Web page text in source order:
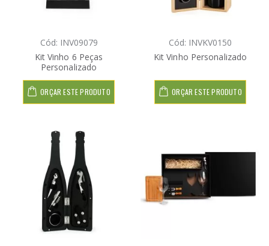
Cód: INV09079
Kit Vinho 6 Peças
Personalizado
ORÇAR ESTE PRODUTO
Cód: INVKV0150
Kit Vinho Personalizado
ORÇAR ESTE PRODUTO